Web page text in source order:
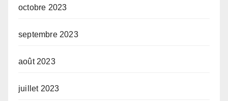
octobre 2023
septembre 2023
août 2023
juillet 2023